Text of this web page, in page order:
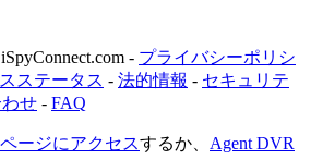
- プライバシーポリシ
ステータス - 法的情報 - セキュリテ
せ - FAQ
ージにアクセスするか、 Agent DVR